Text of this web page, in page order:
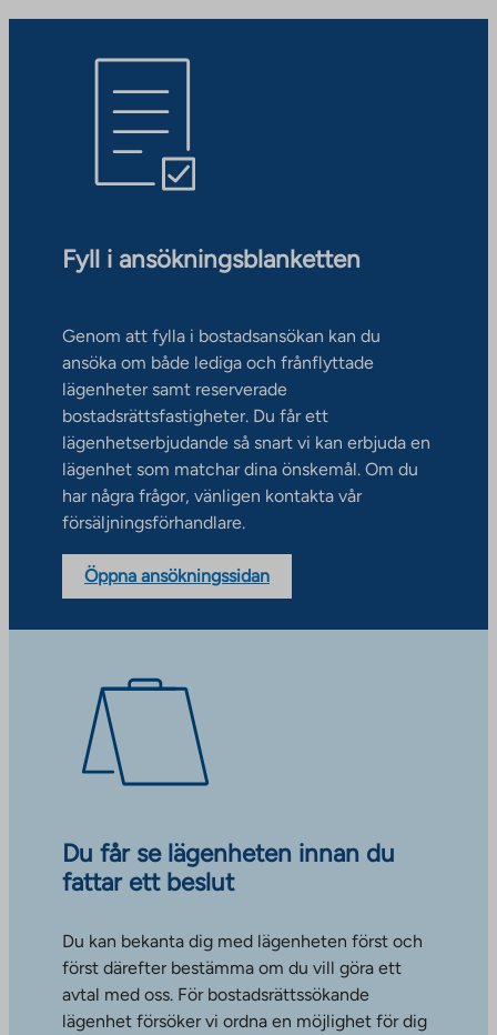
Fyll i ansökningsblanketten
Genom att fylla i bostadsansökan kan du
ansöka om både lediga och frånflyttade
lägenheter samt reserverade
bostadsrättsfastigheter. Du får ett
lägenhetserbjudande så snart vi kan erbjuda en
lägenhet som matchar dina önskemål. Om du
har några frågor, vänligen kontakta vår
försäljningsförhandlare.
Öppna ansökningssidan
Du får se lägenheten innan du
fattar ett beslut
Du kan bekanta dig med lägenheten först och
först därefter bestämma om du vill göra ett
avtal med oss. För bostadsrättssökande
lägenhet försöker vi ordna en möjlighet för dig